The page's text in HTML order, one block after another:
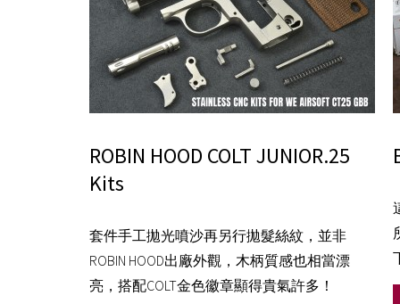
ROBIN HOOD COLT JUNIOR.25
Kits
套件手工拋光噴沙再另行拋髮絲紋，並非
ROBIN HOOD出廠外觀，木柄質感也相當漂
亮，搭配COLT金色徽章顯得貴氣許多！